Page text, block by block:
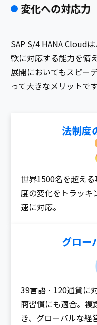
変化への対応力
SAP S/4 HANA Cloud
軟に対応する能力を備
展開においてもスピー
って大きなメリットです
法制度
世界1500名を超え
度の変化をトラッキ
速に対応。
グロー
39言語・120通貨に
商習慣にも適合。複
き、グローバルな経